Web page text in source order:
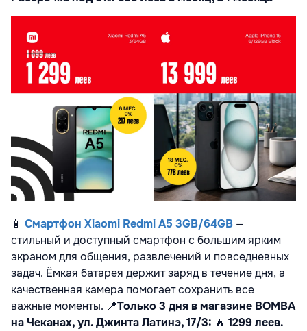
📱 Смартфон Xiaomi Redmi A5 3GB/64GB —
стильный и доступный смартфон с большим ярким
экраном для общения, развлечений и повседневных
задач. Ёмкая батарея держит заряд в течение дня, а
качественная камера помогает сохранить все
важные моменты. 📍Только 3 дня в магазине BOMBA
на Чеканах, ул. Джинта Латинэ, 17/3: 🔥 1299 леев.